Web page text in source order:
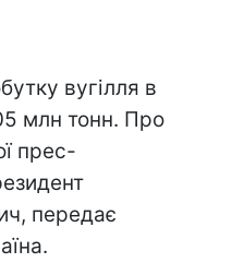
вугілля в
млн тонн. Про
прес-
передає